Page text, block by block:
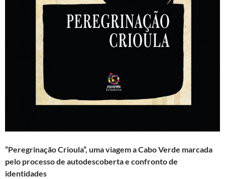
“Peregrinação Crioula”, uma viagem a Cabo Verde marcada
pelo processo de autodescoberta e confronto de
identidades